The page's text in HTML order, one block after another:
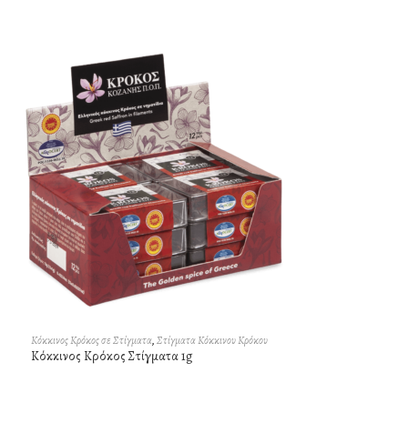
Κόκκινος Κρόκος σε Στίγματα,Στίγματα Κόκκινου Κρόκου
Κόκκινος Κρόκος Στίγματα 1g